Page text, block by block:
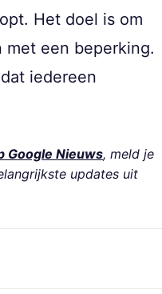
Het doel is om
een beperking.
iedereen
Google Nieuws, meld je
updates uit